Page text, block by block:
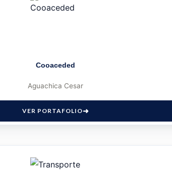
Cooaceded
Aguachica Cesar
VER PORTAFOLIO